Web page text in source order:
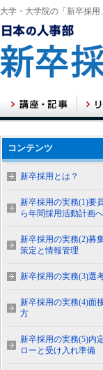
大学・大学院の「新卒採用
コンテンツ
新卒採用とは？
新卒採用の実務(1)要
ら年間採用活動計画へ
新卒採用の実務(2)募
策定と情報管理
新卒採用の実務(3)選
新卒採用の実務(4)面
方
新卒採用の実務(5)内
ローと受け入れ準備